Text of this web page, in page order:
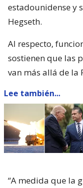
estadounidense y
Hegseth.
Al respecto,
sostienen que las
van más allá de la
Lee también...
“A medida que la